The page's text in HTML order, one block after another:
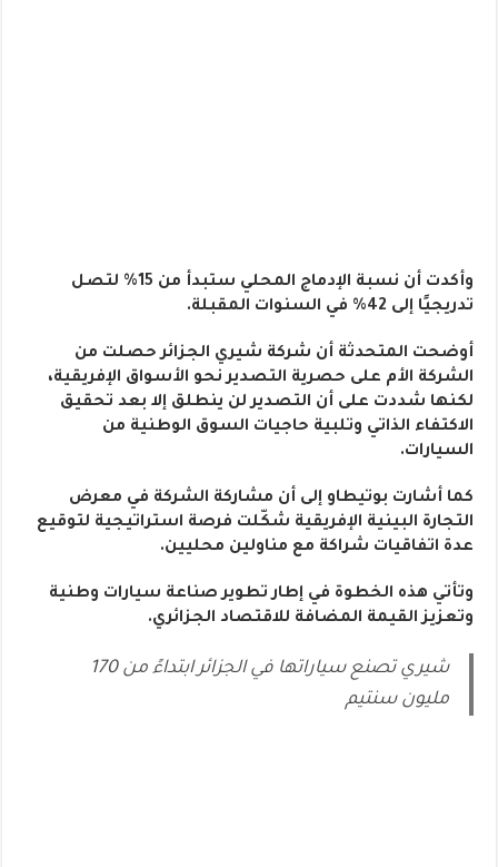
وأكدت أن نسبة الإدماج المحلي ستبدأ من 15% لتصل
تدريجيًا إلى 42% في السنوات المقبلة.
أوضحت المتحدثة أن شركة شيري الجزائر حصلت من
الشركة الأم على حصرية التصدير نحو الأسواق الإفريقية،
لكنها شددت على أن التصدير لن ينطلق إلا بعد تحقيق
الاكتفاء الذاتي وتلبية حاجيات السوق الوطنية من
السيارات.
كما أشارت بوتيطاو إلى أن مشاركة الشركة في معرض
التجارة البينية الإفريقية شكّلت فرصة استراتيجية لتوقيع
عدة اتفاقيات شراكة مع مناولين محليين.
وتأتي هذه الخطوة في إطار تطوير صناعة سيارات وطنية
وتعزيز القيمة المضافة للاقتصاد الجزائري.
شيري تصنع سياراتها في الجزائر ابتداءً من 170
مليون سنتيم